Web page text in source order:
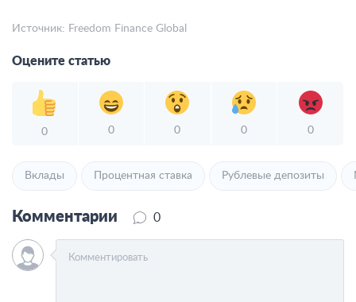
Источник: Freedom Finance Global
Оцените статью
0 0 0 0 0
Вклады Процентная ставка Рублевые депозиты
Комментарии 0